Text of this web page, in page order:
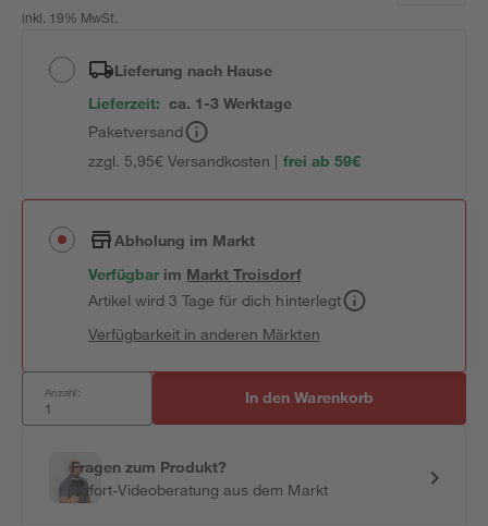
inkl. 19% MwSt.
Lieferung nach Hause
Lieferzeit: ca. 1-3 Werktage
Paketversand
zzgl. 5,95€ Versandkosten | frei ab 59€
Abholung im Markt
Verfügbar im MarktTroisdorf
Artikel wird 3 Tage für dich hinterlegt
Verfügbarkeit in anderen Märkten
Anzahl: In den Warenkorb
Fragen zum Produkt?
Sofort-Videoberatung aus dem Markt